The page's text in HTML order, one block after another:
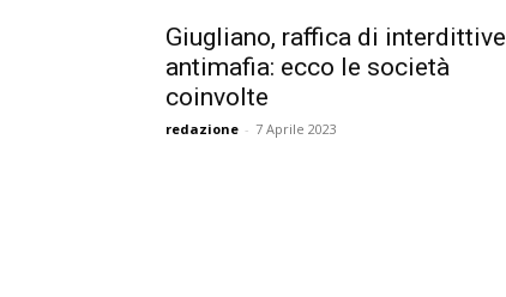
Giugliano, raffica di interdittive
antimafia: ecco le società
coinvolte
redazione - 7 Aprile 2023